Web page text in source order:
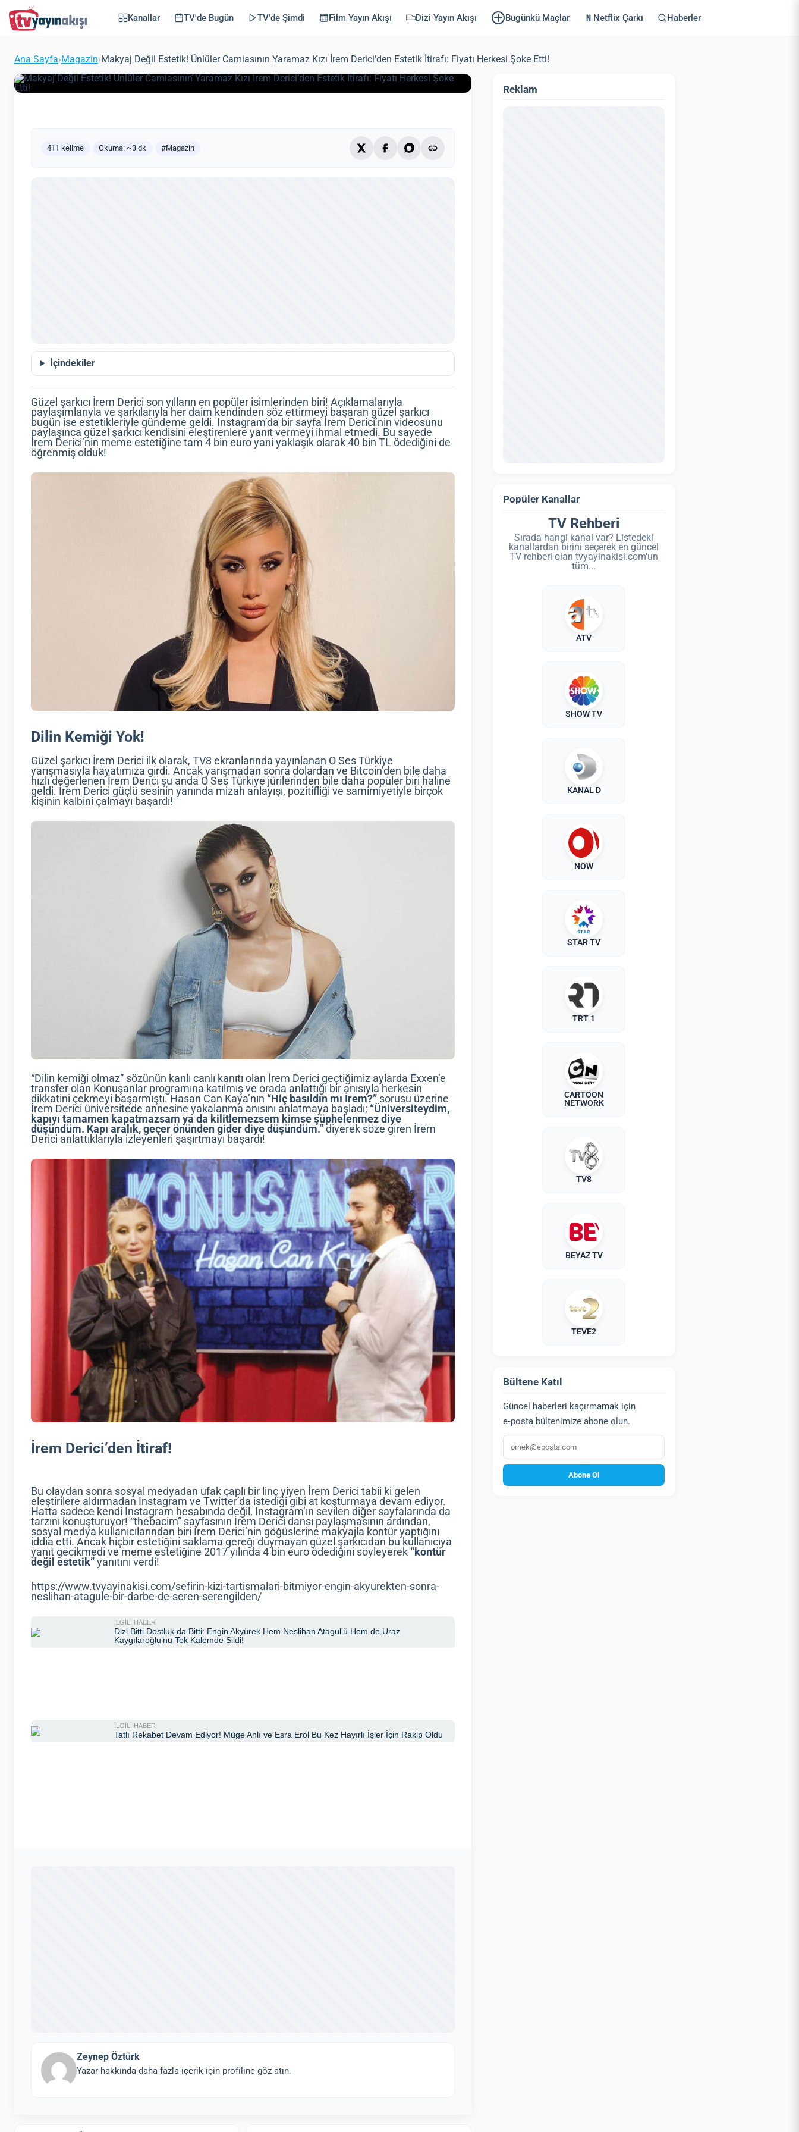
Kanallar TV'de Bugün TV'de Şimdi Film Yayın Akışı Dizi Yayın Akışı Bugünkü Maçlar Netflix Çarkı Haberler
Ana Sayfa›Magazin›Makyaj Değil Estetik! Ünlüler Camiasının Yaramaz Kızı İrem Derici’den Estetik İtirafı: Fiyatı Herkesi Şoke Etti!
Derici’den Estetik İtirafı: Fiyatı
Zeynep Öztürk Magazin 12 Mayıs 2021 3 dk
411 kelime Okuma: ~3 dk #Magazin
İçindekiler
Güzel şarkıcı İrem Derici son yılların en popüler isimlerinden biri! Açıklamalarıyla
paylaşımlarıyla ve şarkılarıyla her daim kendinden söz ettirmeyi başaran güzel şarkıcı
bugün ise estetikleriyle gündeme geldi. Instagram’da bir sayfa İrem Derici’nin videosunu
paylaşınca güzel şarkıcı kendisini eleştirenlere yanıt vermeyi ihmal etmedi. Bu sayede
İrem Derici’nin meme estetiğine tam 4 bin euro yani yaklaşık olarak 40 bin TL ödediğini de
öğrenmiş olduk!
Dilin Kemiği Yok!
Güzel şarkıcı İrem Derici ilk olarak, TV8 ekranlarında yayınlanan O Ses Türkiye
yarışmasıyla hayatımıza girdi. Ancak yarışmadan sonra dolardan ve Bitcoin’den bile daha
hızlı değerlenen İrem Derici şu anda O Ses Türkiye jürilerinden bile daha popüler biri haline
geldi. İrem Derici güçlü sesinin yanında mizah anlayışı, pozitifliği ve samimiyetiyle birçok
kişinin kalbini çalmayı başardı!
“Dilin kemiği olmaz” sözünün kanlı canlı kanıtı olan İrem Derici geçtiğimiz aylarda Exxen’e
transfer olan Konuşanlar programına katılmış ve orada anlattığı bir anısıyla herkesin
dikkatini çekmeyi başarmıştı. Hasan Can Kaya’nın “Hiç basıldın mı İrem?” sorusu üzerine
İrem Derici üniversitede annesine yakalanma anısını anlatmaya başladı; “Üniversiteydim,
kapıyı tamamen kapatmazsam ya da kilitlemezsem kimse şüphelenmez diye
düşündüm. Kapı aralık, geçer önünden gider diye düşündüm.” diyerek söze giren İrem
Derici anlattıklarıyla izleyenleri şaşırtmayı başardı!
İrem Derici’den İtiraf!
Bu olaydan sonra sosyal medyadan ufak çaplı bir linç yiyen İrem Derici tabii ki gelen
eleştirilere aldırmadan Instagram ve Twitter’da istediği gibi at koşturmaya devam ediyor.
Hatta sadece kendi Instagram hesabında değil, Instagram’ın sevilen diğer sayfalarında da
tarzını konuşturuyor! “thebacim” sayfasının İrem Derici dansı paylaşmasının ardından,
sosyal medya kullanıcılarından biri İrem Derici’nin göğüslerine makyajla kontür yaptığını
iddia etti. Ancak hiçbir estetiğini saklama gereği duymayan güzel şarkıcıdan bu kullanıcıya
yanıt gecikmedi ve meme estetiğine 2017 yılında 4 bin euro ödediğini söyleyerek “kontür
değil estetik” yanıtını verdi!
https://www.tvyayinakisi.com/sefirin-kizi-tartismalari-bitmiyor-engin-akyurekten-sonra-
neslihan-atagule-bir-darbe-de-seren-serengilden/
Zeynep Öztürk
Yazar hakkında daha fazla içerik için profiline göz atın.
Reklam
Popüler Kanallar
TV Rehberi
Sırada hangi kanal var? Listedeki
kanallardan birini seçerek en güncel
TV rehberi olan tvyayinakisi.com'un
tüm...
ATV
SHOW TV
KANAL D
NOW
STAR TV
TRT 1
CARTOON
NETWORK
TV8
BEYAZ TV
TEVE2
Bültene Katıl
Güncel haberleri kaçırmamak için
e‑posta bültenimize abone olun.
E‑posta
Abone Ol